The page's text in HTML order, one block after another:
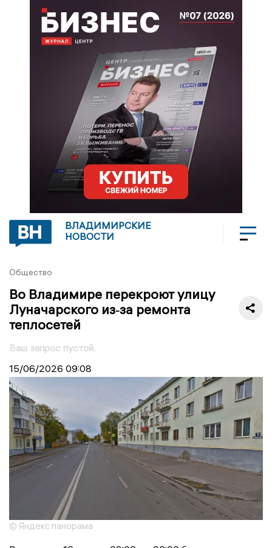
ВЛАДИМИРСКИЕ
НОВОСТИ
Общество
Во Владимире перекроют улицу
Луначарского из‑за ремонта
теплосетей
Ваш запрос пустой.
15/06/2026 09:08
© Яндекс панорама